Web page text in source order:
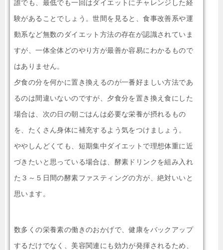
誰でも、最低でも一回はダイエットにチャレンジした経
験があることでしょう。世間を見ると、食事改善系や運
動系など無数のダイエット方法の存在が認識されていま
すが、一体全体どのやり方が最善か容易にわかるもので
はありません。
夕食の分を何かに置き換えるのが一番好ましい方法であ
るのは間違いないのですが、夕食分を置き換え食にした
場合は、次の日の朝ごはんは必要な栄養が摂れるもの
を、たくさん身体に補充するよう気をつけましょう。
ややしんどくても、短期集中ダイエットで理想体重に近
づきたいと思っている場合は、酵素ドリンクを組み入れ
た３～５日間の酵素ファスティングの方が、絶対いいと
思います。
数多くの栄養素の働きのおかげで、健康をバックアップ
するだけでなく、美容関連にも効力が発揮されるため、